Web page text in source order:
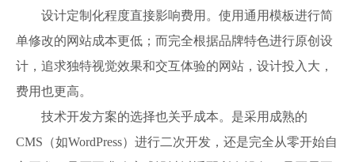
设计定制化程度直接影响费用。使用通用模板进行简
单修改的网站成本更低；而完全根据品牌特色进行原创设
计，追求独特视觉效果和交互体验的网站，设计投入大，
费用也更高。
技术开发方案的选择也关乎成本。是采用成熟的
CMS（如WordPress）进行二次开发，还是完全从零开始自